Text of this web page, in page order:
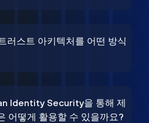
러스트 아키텍처를 어떤 방식
Identity Security을 통해 제
어떻게 활용할 수 있을까요?